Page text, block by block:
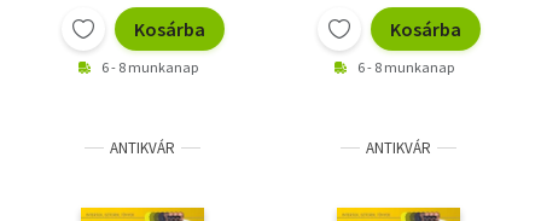
Kosárba
6 - 8 munkanap
Kosárba
6 - 8 munkanap
ANTIKVÁR ANTIKVÁR